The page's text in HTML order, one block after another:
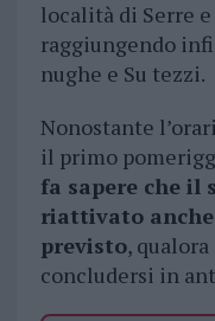
località di Serre e
raggiungendo
nughe e Su tezzi.
Nonostante
il primo
fa sapere che il
riattivato
previsto,
concludersi in